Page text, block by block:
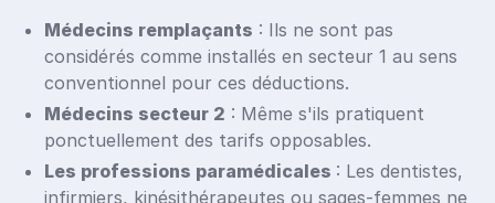
Médecins remplaçants : Ils ne sont pas
considérés comme installés en secteur 1 au sens
conventionnel pour ces déductions.
Médecins secteur 2 : Même s'ils pratiquent
ponctuellement des tarifs opposables.
Les professions paramédicales : Les dentistes,
infirmiers, kinésithérapeutes ou sages-femmes ne